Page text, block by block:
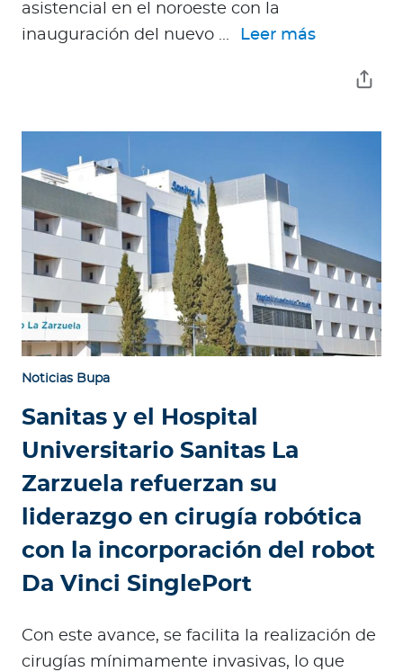
asistencial en el noroeste con la
inauguración del nuevo ...
Leer más
Noticias Bupa
Sanitas y el Hospital
Universitario Sanitas La
Zarzuela refuerzan su
liderazgo en cirugía robótica
con la incorporación del robot
Da Vinci SinglePort
Con este avance, se facilita la realización de
cirugías mínimamente invasivas, lo que